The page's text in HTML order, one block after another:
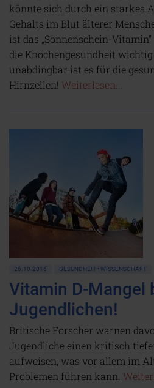
könnte sich durch ein starkes
Gehalts im Blut älterer
ist das „Sonnenschein-
die Knochengesundheit
unabdingbar ist es für die
Hirnzellen! Weiterlesen...
26.10.2016 GESUNDHEIT • WISSENSCHAFT
Vitamin D-Mangel
Jugendlichen!
Britische Forscher warnen
Jugendliche einen kritisch
aufweisen, was vor allem im
Problemen führen kann.